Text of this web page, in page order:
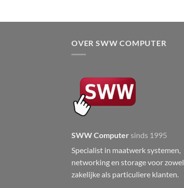
OVER SWW COMPUTER
SWW Computer sinds 1995
Specialist in maatwerk systemen,
networking en storage voor zowel
zakelijke als particuliere klanten.